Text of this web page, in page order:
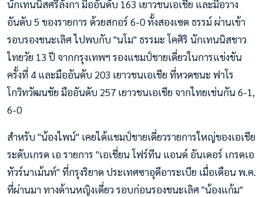
นักเทนนิสศรีลังกา มืออันดับ 163 เยาวชนเอเชีย และมือวาง
อันดับ 5 ของรายการ ด้วยสกอร์ 6-0 ทั้งสองเซต ธรรม์ ผ่านเข้า
รอบรองชนะเลิศ ไปพบกับ "นโม" ธรรมะ โคศิริ นักเทนนิสชาว
ไทยวัย 13 ปี จากกรุงเทพฯ รองแชมป์ชายเดี่ยวในการแข่งขัน
ครั้งที่ 4 และมืออันดับ 203 เยาวชนเอเชีย ที่หวดชนะ ฟาโร
โกวิทวัฒนชัย มืออันดับ 257 เยาวชนเอเชีย จากไทยเช่นกัน 6-1,
6-0
สำหรับ "น้องไพน์" เคยได้แชมป์ชายเดี่ยวรายการใหญ่ของเอเชีย
ระดับเกรด เอ รายการ "เอเชี่ยน โฟร์ทีน แอนด์ อันเดอร์ เกรดเอ
ทัวร์นาเม้นท์" ที่กรุงริยาด ประเทศซาอุดีอาระเบีย เมื่อเดือน พ.ค.
ที่ผ่านมา ทางด้านหญิงเดี่ยว รอบก่อนรองชนะเลิศ "น้องแก้ม"